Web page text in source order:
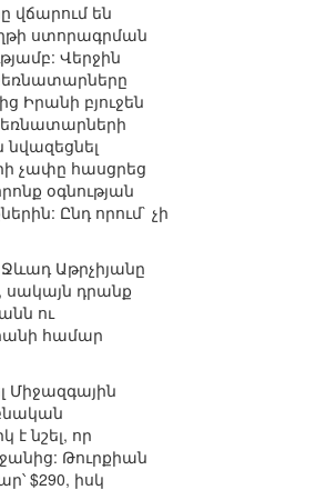
վճարում են
ստորագրման
Վերջին
Իրանի բյուջեն
չափը հասցրեց
օգնության
Ընդ որում` չի
Աթրչիյանը
սակայն դրանք
ու
համար
Միջազգային
է նշել, որ
Թուրքիան
$290, իսկ